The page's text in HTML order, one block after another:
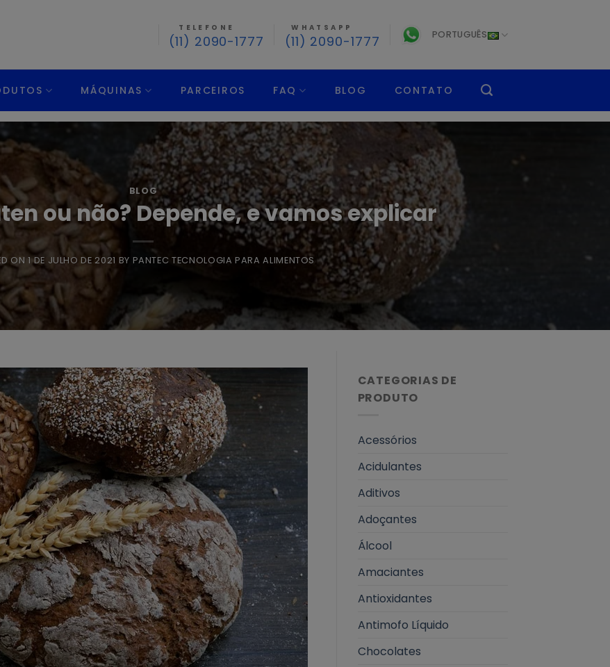
TELEFONE
(11) 2090-1777
WHATSAPP
(11) 2090-1777 PORTUGUÊS
MÁQUINAS PARCEIROS FAQ BLOG CONTATO
BLOG
ou não? Depende, e vamos explicar
ON1 DE JULHO DE 2021 BY PANTEC TECNOLOGIA PARA ALIMENTOS
CATEGORIAS DE
PRODUTO
Acessórios
Acidulantes
Aditivos
Adoçantes
Álcool
Amaciantes
Antioxidantes
Antimofo Líquido
Chocolates